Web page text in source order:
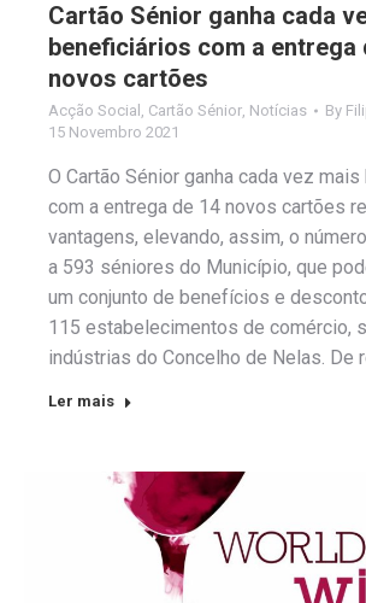
Cartão Sénior ganha cada
beneficiários com a entrega
novos cartões
Acção Social , Cartão Sénior, Notícias By
15 Novembro 2021
O Cartão Sénior ganha cada vez
com a entrega de 14 novos cartões
vantagens, elevando, assim, o
a 593 séniores do Município, que
um conjunto de benefícios e
115 estabelecimentos de comércio,
indústrias do Concelho de Nelas. De
Ler mais